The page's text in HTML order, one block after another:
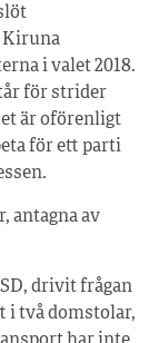
Kiruna
i valet 2018.
för strider
är oförenligt
för ett parti
antagna av
drivit frågan
i två domstolar,